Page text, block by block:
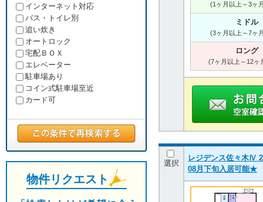
(1ヶ月以上～3ヶ
ミドル
(3ヶ月以上～7ヶ
ロング
(7ヶ月以上～12ヶ
選択
レジデンス佐々木Ⅳ
08月下旬入居可能★
インターネット対応
バス・トイレ別
追い炊き
オートロック
宅配ＢＯＸ
エレベーター
駐車場あり
コイン式駐車場至近
カード可
物件リクエスト